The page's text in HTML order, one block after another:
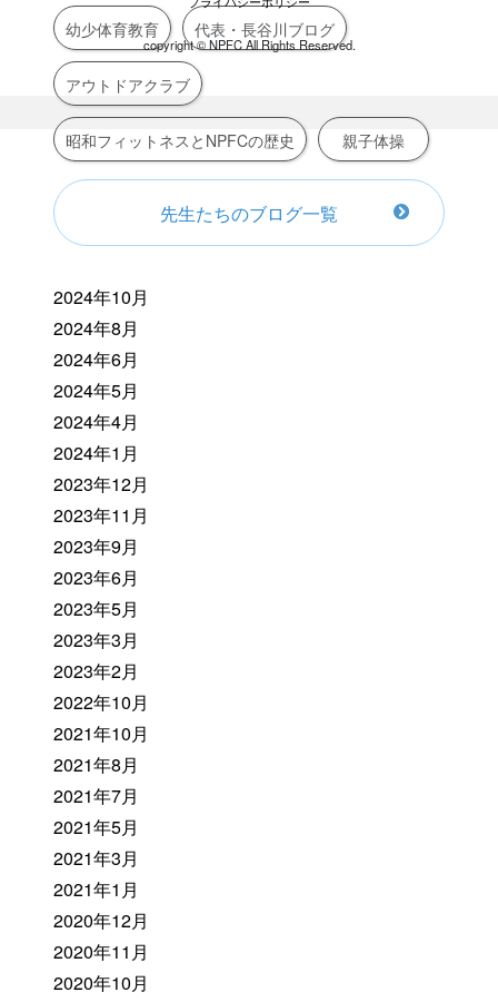
幼少体育教育 代表・長谷川ブログ
アウトドアクラブ
昭和フィットネスとNPFCの歴史 親子体操
先生たちのブログ一覧
2024年10月
2024年8月
2024年6月
2024年5月
2024年4月
2024年1月
2023年12月
2023年11月
2023年9月
2023年6月
2023年5月
2023年3月
2023年2月
2022年10月
2021年10月
2021年8月
2021年7月
2021年5月
2021年3月
2021年1月
2020年12月
2020年11月
2020年10月
copyright ©︎ NPFC All Rights Reserved.